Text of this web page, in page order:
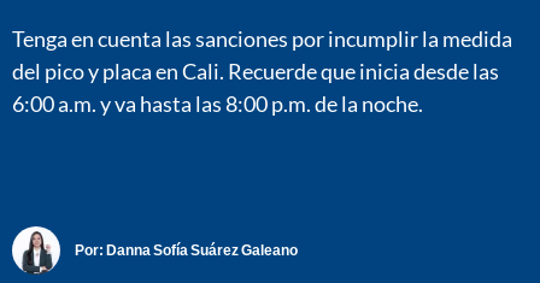
Tenga en cuenta las sanciones por incumplir la medida
del pico y placa en Cali. Recuerde que inicia desde las
6:00 a.m. y va hasta las 8:00 p.m. de la noche.
Por: Danna Sofía Suárez Galeano